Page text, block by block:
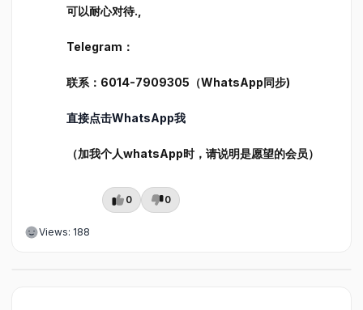
可以耐心对待.,
Telegram：
联系：6014-7909305（WhatsApp同步)
直接点击WhatsApp我
（加我个人whatsApp时，请说明是愿望的会员）
0 0
Views: 188